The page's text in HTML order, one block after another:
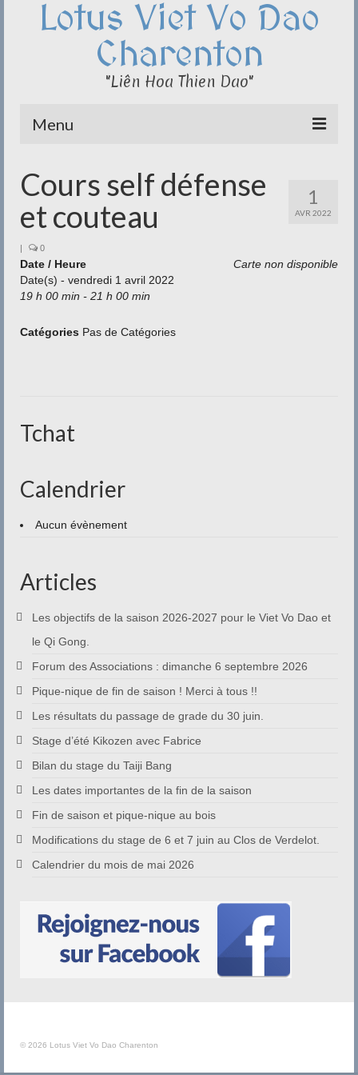
Lotus Viet Vo Dao
Charenton
"Liên Hoa Thien Dao"
Menu
Qi Cong – Taï Chi
Disciplines
Méditation
Documentation
Liens
1
AVR 2022
Cours self défense
et couteau
| 0
Carte non disponible
Date / Heure
Date(s) - vendredi 1 avril 2022
19 h 00 min - 21 h 00 min
Catégories Pas de Catégories
Tchat
Calendrier
Aucun évènement
Articles
Les objectifs de la saison 2026-2027 pour le Viet Vo Dao et
le Qi Gong.
Forum des Associations : dimanche 6 septembre 2026
Pique-nique de fin de saison ! Merci à tous !!
Les résultats du passage de grade du 30 juin.
Stage d’été Kikozen avec Fabrice
Bilan du stage du Taiji Bang
Les dates importantes de la fin de la saison
Fin de saison et pique-nique au bois
Modifications du stage de 6 et 7 juin au Clos de Verdelot.
Calendrier du mois de mai 2026
© 2026 Lotus Viet Vo Dao Charenton